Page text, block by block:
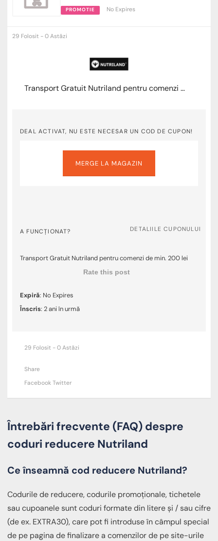
PROMOTIE No Expires
29 Folosit - 0 Astăzi
Transport Gratuit Nutriland pentru comenzi de min. 200 lei
DEAL ACTIVAT, NU ESTE NECESAR UN COD DE CUPON!
MERGE LA MAGAZIN
A FUNCȚIONAT? DETALIILE CUPONULUI
Transport Gratuit Nutriland pentru comenzi de min. 200 lei
Rate this post
Expiră: No Expires
Înscris: 2 ani în urmă
29 Folosit - 0 Astăzi
Share
FacebookTwitter
Întrebări frecvente (FAQ) despre
coduri reducere Nutriland
Ce înseamnă cod reducere Nutriland?
Codurile de reducere, codurile promoționale, tichetele
sau cupoanele sunt coduri formate din litere și / sau cifre
(de ex. EXTRA30), care pot fi introduse în câmpul special
de pe pagina de finalizare a comenzilor de pe site-urile